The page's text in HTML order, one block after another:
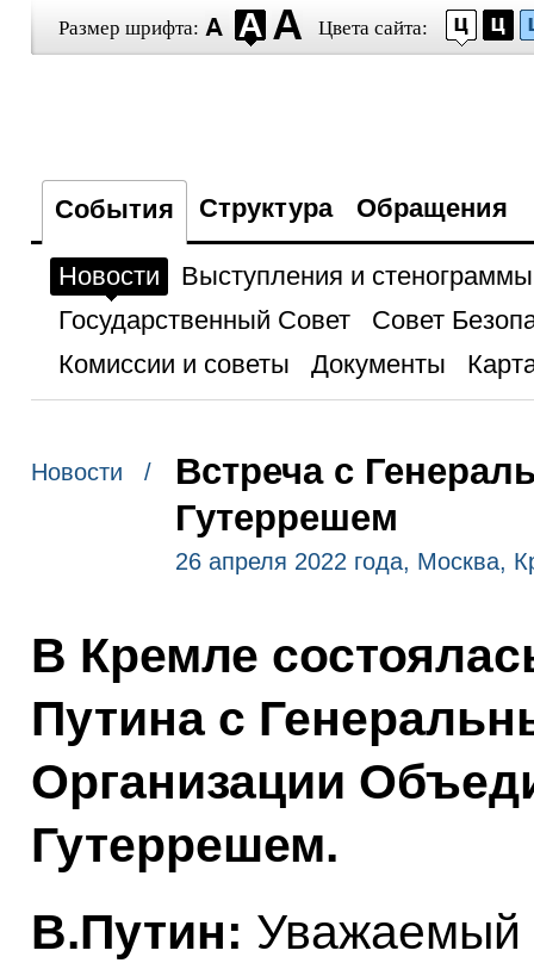
Размер шрифта: Цвета сайта:
События Структура Обращения
Новости
Выступления и стенограммы
Государственный Совет
Совет
Комиссии и советы
Документы
Новости /
Встреча с
Гутеррешем
26 апреля 2022 года, Москва,
В Кремле
Путина с
Организации
Гутеррешем.
В.Путин: Уважаемый